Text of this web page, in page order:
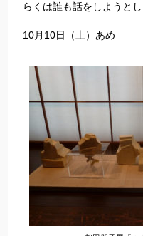
らくは誰も話をしようとし
10月10日（土）あめ